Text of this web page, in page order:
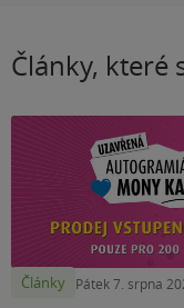
Články, které
Články Pátek 7. srpna